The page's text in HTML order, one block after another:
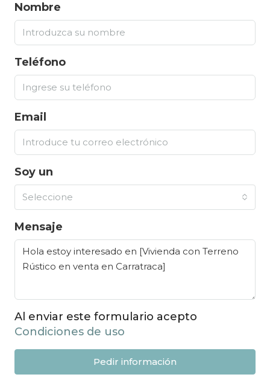
Nombre
Teléfono
Email
Soy un
Seleccione
Mensaje
Al enviar este formulario acepto
Condiciones de uso
Pedir información